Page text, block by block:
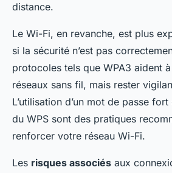
distance.
Le Wi-Fi, en revanche, est plus
si la sécurité n’est pas
protocoles tels que WPA3 aident
réseaux sans fil, mais rester
L’utilisation d’un mot de passe
du WPS sont des pratiques
renforcer votre réseau Wi-Fi.
Les risques associés aux